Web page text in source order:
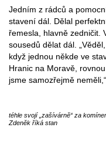
Jedním z rádců a
stavení dál. Dělal
řemesla, hlavně zedničit.
sousedů dělat dál.
když jednou někde ve
Hranic na Moravě,
jsme samozřejmě
téhle svojí „zašívárně“ za
Zdeněk říká stan